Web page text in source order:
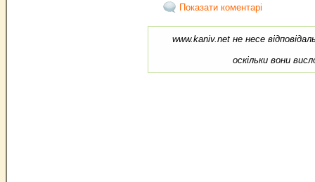
Показати коментарі
www.kaniv.net не несе
оскільки вони